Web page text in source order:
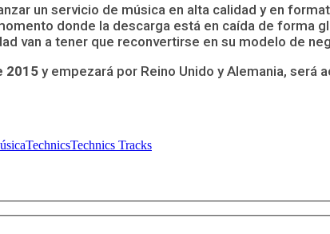
un servicio de música en alta calidad y en
donde la descarga está en caída de forma
van a tener que reconvertirse en su modelo de
2015 y empezará por Reino Unido y Alemania, será
TechnicsTechnics Tracks